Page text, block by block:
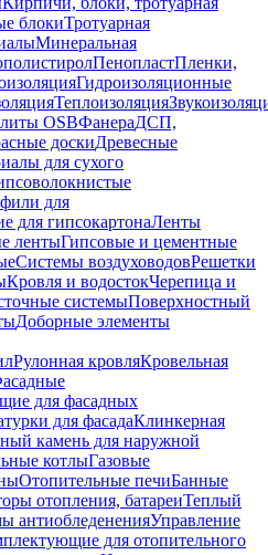
блокиТротуарная
Минеральная
ПенопластПленки,
Гидроизоляционные
Теплоизоляция
OSBФанераДСП,
доскиДревесные
для сухого
для
для гипсокартонаЛенты
лентыГипсовые и цементные
Системы воздуховодовРешетки
Кровля и водостокЧерепица и
системыПоверхностный
Доборные элементы
Рулонная кровляКровельная
для фасадных
для фасадаКлинкерная
камень для наружной
котлыГазовые
Отопительные печиБанные
отопления, батареиТеплый
антиобледененияУправление
для отопительного